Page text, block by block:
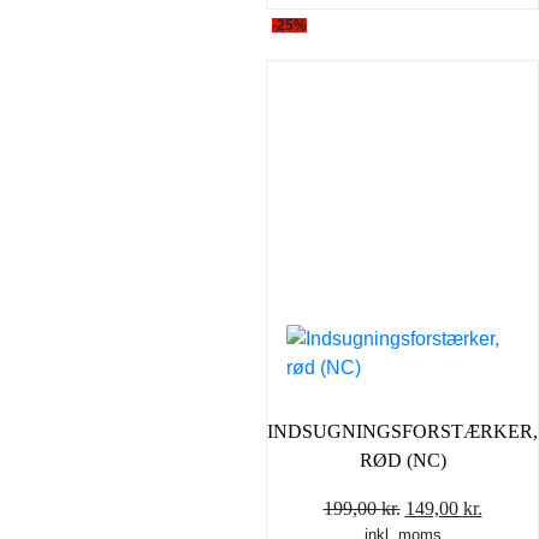
-25%
INDSUGNINGSFORSTÆRKER,
RØD (NC)
199,00kr. Den
149,00 kr.
inkl. moms